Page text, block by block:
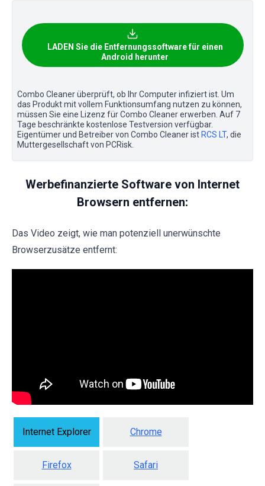
LADEN Sie die Entfernungssoftware für einen
Android herunter
Combo Cleaner überprüft, ob Ihr Computer infiziert ist. Um
das Produkt mit vollem Funktionsumfang nutzen zu können,
müssen Sie eine Lizenz für Combo Cleaner erwerben. Auf 7
Tage beschränkte kostenlose Testversion verfügbar.
Eigentümer und Betreiber von Combo Cleaner ist RCS LT, die
Muttergesellschaft von PCRisk.
Werbefinanzierte Software von Internet
Browsern entfernen:
Das Video zeigt, wie man potenziell unerwünschte
Browserzusätze entfernt:
Internet Explorer Chrome
Firefox Safari